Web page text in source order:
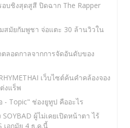
อบชิงสุดสูสี ปิดฉาก The Rapper
สมัยกัมพูชา จ่อแตะ 30 ล้านวิวใน
ตลอดกาลจากการจัดอันดับของ
เว็บไซต์ค้นคำคล้องจอง
งแร็พ
- Topic" ช่องยูทูป คืออะไร
ผู้ไม่เคยเปิดหน้าตา ไร้
เอกมัย 4 ธ.ค.นี้